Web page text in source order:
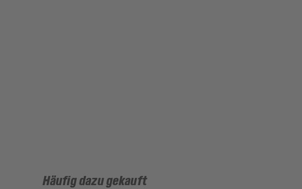
Häufig dazu gekauft